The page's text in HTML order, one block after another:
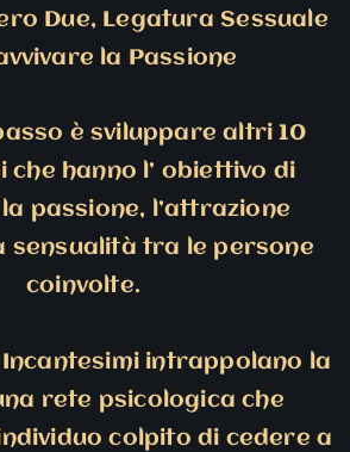
Due, Legatura Sessuale
la Passione
è sviluppare altri 10
che hanno l’ obiettivo di
passione, l’attrazione
sensualità tra le persone
coinvolte.
intrappolano la
rete psicologica che
colpito di cedere a